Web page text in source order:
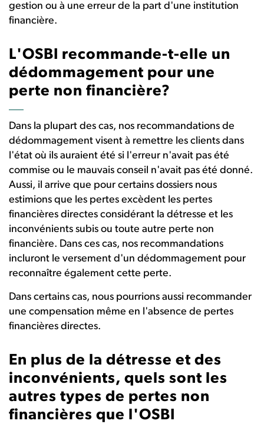
gestion ou à une erreur de la part d'une institution
financière.
L'OSBI recommande-t-elle un
dédommagement pour une
perte non financière?
Dans la plupart des cas, nos recommandations de
dédommagement visent à remettre les clients dans
l'état où ils auraient été si l'erreur n'avait pas été
commise ou le mauvais conseil n'avait pas été donné.
Aussi, il arrive que pour certains dossiers nous
estimions que les pertes excèdent les pertes
financières directes considérant la détresse et les
inconvénients subis ou toute autre perte non
financière. Dans ces cas, nos recommandations
incluront le versement d'un dédommagement pour
reconnaître également cette perte.
Dans certains cas, nous pourrions aussi recommander
une compensation même en l'absence de pertes
financières directes.
En plus de la détresse et des
inconvénients, quels sont les
autres types de pertes non
financières que l'OSBI